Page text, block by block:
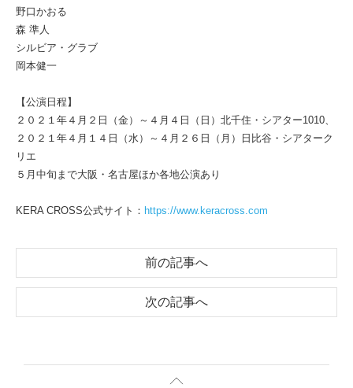
野口かおる
森 準人
シルビア・グラブ
岡本健一
【公演日程】
２０２１年４月２日（金）～４月４日（日）北千住・シアター1010、
２０２１年４月１４日（水）～４月２６日（月）日比谷・シアターク
リエ
５月中旬まで大阪・名古屋ほか各地公演あり
KERA CROSS公式サイト： https://www.keracross.com
前の記事へ
次の記事へ